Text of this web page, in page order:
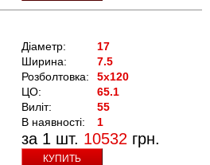
Діаметр:
17
Ширина:
7.5
Розболтовка:
5x120
ЦО:
65.1
Виліт:
55
В наявності:
1
за 1 шт. 10532 грн.
КУПИТЬ